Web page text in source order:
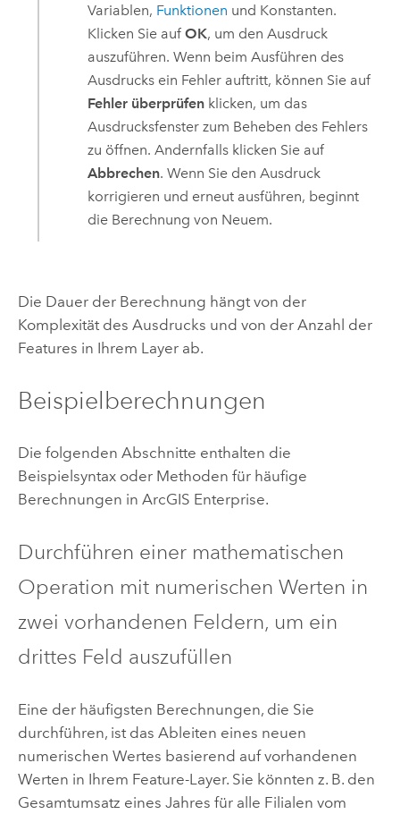
Variablen, Funktionen und Konstanten.
Klicken Sie aufOK, um den Ausdruck
auszuführen. Wenn beim Ausführen des
Ausdrucks ein Fehler auftritt, können Sie auf
Fehler überprüfen klicken, um das
Ausdrucksfenster zum Beheben des Fehlers
zu öffnen. Andernfalls klicken Sie auf
Abbrechen. Wenn Sie den Ausdruck
korrigieren und erneut ausführen, beginnt
die Berechnung von Neuem.
Die Dauer der Berechnung hängt von der
Komplexität des Ausdrucks und von der Anzahl der
Features in Ihrem Layer ab.
Beispielberechnungen
Die folgenden Abschnitte enthalten die
Beispielsyntax oder Methoden für häufige
Berechnungen in ArcGIS Enterprise.
Durchführen einer mathematischen
Operation mit numerischen Werten in
zwei vorhandenen Feldern, um ein
drittes Feld auszufüllen
Eine der häufigsten Berechnungen, die Sie
durchführen, ist das Ableiten eines neuen
numerischen Wertes basierend auf vorhandenen
Werten in Ihrem Feature-Layer. Sie könnten z. B. den
Gesamtumsatz eines Jahres für alle Filialen vom